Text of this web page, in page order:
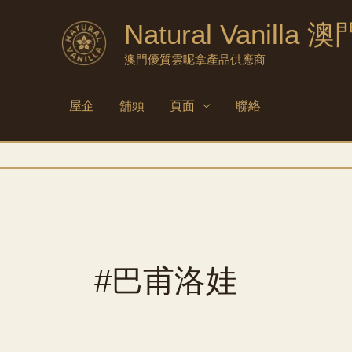
Natural Vanilla 澳
澳門優質雲呢拿產品供應商
屋企 舖頭 頁面 聯絡
#巴甫洛娃